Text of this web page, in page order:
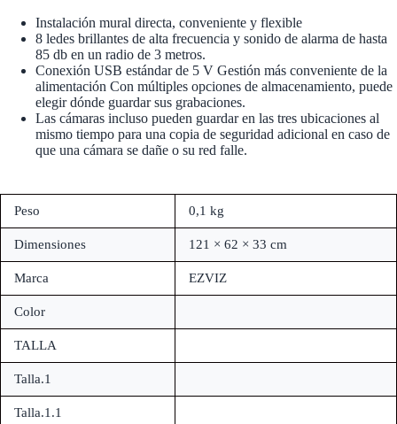
Instalación mural directa, conveniente y flexible
8 ledes brillantes de alta frecuencia y sonido de alarma de hasta
85 db en un radio de 3 metros.
Conexión USB estándar de 5 V Gestión más conveniente de la
alimentación Con múltiples opciones de almacenamiento, puede
elegir dónde guardar sus grabaciones.
Las cámaras incluso pueden guardar en las tres ubicaciones al
mismo tiempo para una copia de seguridad adicional en caso de
que una cámara se dañe o su red falle.
Peso 0,1 kg
Dimensiones 121 × 62 × 33 cm
Marca EZVIZ
Color
TALLA
Talla.1
Talla.1.1